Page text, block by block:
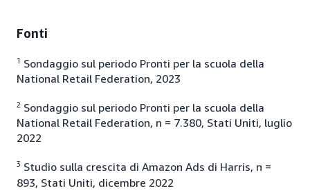
Fonti
1 Sondaggio sul periodo Pronti per la scuola della
National Retail Federation, 2023
2 Sondaggio sul periodo Pronti per la scuola della
National Retail Federation, n = 7.380, Stati Uniti, luglio
2022
3 Studio sulla crescita di Amazon Ads di Harris, n =
893, Stati Uniti, dicembre 2022